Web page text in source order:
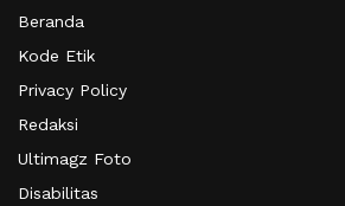
Beranda
Kode Etik
Privacy Policy
Redaksi
Ultimagz Foto
Disabilitas